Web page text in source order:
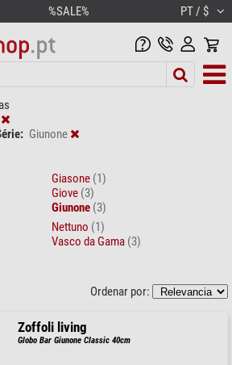
%SALE% PT / $
Giunone
Giasone (1)
Giove (3)
Giunone (3)
Nettuno (1)
Vasco da Gama (3)
Ordenar por:
Zoffoli living
Globo Bar Giunone Classic 40cm